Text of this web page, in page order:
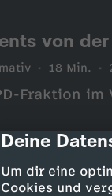
cmp-
Deine
Um dir eine
Cookies und
von der
18 Min.
Fraktion